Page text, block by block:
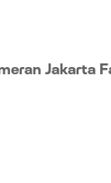
Jakarta